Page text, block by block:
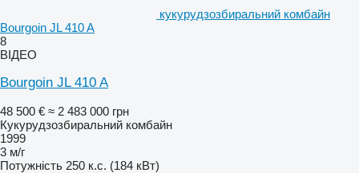
кукурудзозбиральний комбайн
Bourgoin JL 410 A
8
ВІДЕО
Bourgoin JL 410 A
48 500 € ≈ 2 483 000 грн
Кукурудзозбиральний комбайн
1999
3 м/г
Потужність 250 к.с. (184 кВт)